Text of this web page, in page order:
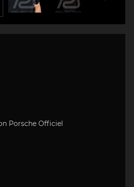
Porsche Officiel